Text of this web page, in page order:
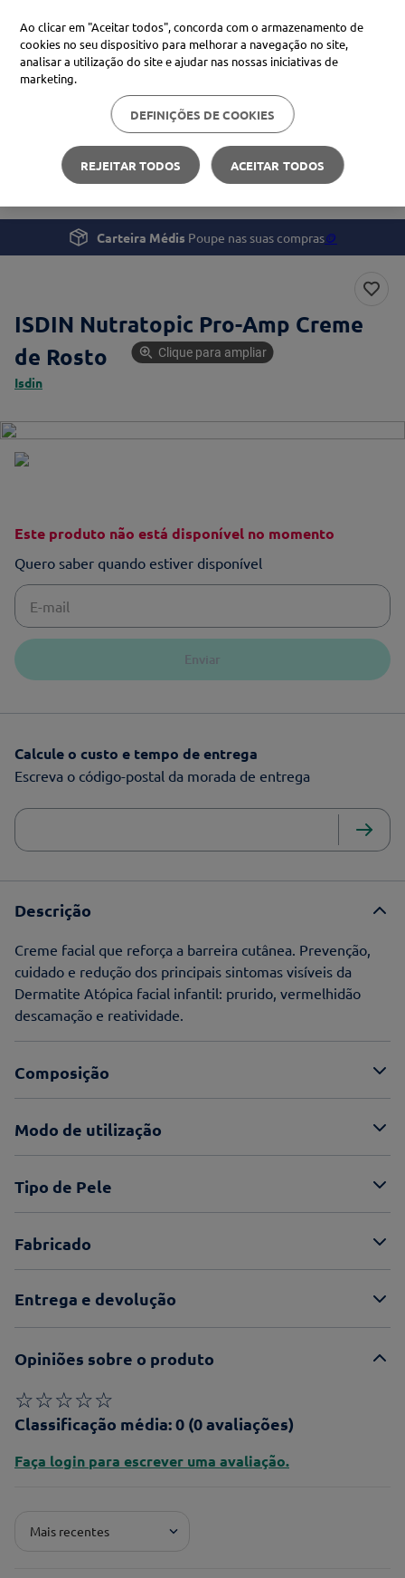
Procure no Marketplace Médis
Pesquisas mais comuns
xiaomi
4º svr
Beleza e Cuidado pessoal
ISDIN Nutratopic Pro-Amp Creme de Rosto
Carteira Médis Poupe nas suas compras🪙
ISDIN Nutratopic Pro-Amp Creme
de Rosto
Isdin
Clique para ampliar
Este produto não está disponível no momento
Quero saber quando estiver disponível
Enviar
Calcule o custo e tempo de entrega
Escreva o código-postal da morada de entrega
Descrição
Creme facial que reforça a barreira cutânea. Prevenção,
cuidado e redução dos principais sintomas visíveis da
Dermatite Atópica facial infantil: prurido, vermelhidão
descamação e reatividade.
Composição
Modo de utilização
Tipo de Pele
Fabricado
Entrega e devolução
Opiniões sobre o produto
☆☆☆☆☆
Classificação média: 0 (0 avaliações)
Faça login para escrever uma avaliação.
Mais recentes
Ao clicar em "Aceitar todos", concorda com o armazenamento de
cookies no seu dispositivo para melhorar a navegação no site,
analisar a utilização do site e ajudar nas nossas iniciativas de
marketing.
DEFINIÇÕES DE COOKIES
REJEITAR TODOS ACEITAR TODOS